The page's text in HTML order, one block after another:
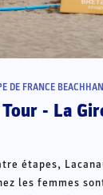
DE FRANCE
Tour - La
étapes,
les femmes